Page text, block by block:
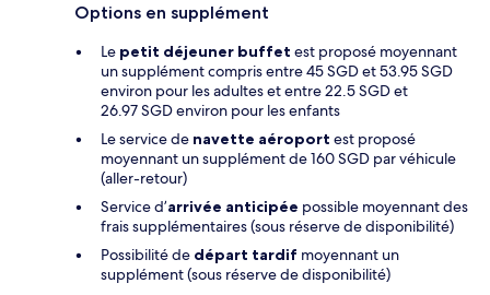
Options en supplément
Le petit déjeuner buffet est proposé moyennant
un supplément compris entre 45 SGD et 53.95 SGD
environ pour les adultes et entre 22.5 SGD et
26.97 SGD environ pour les enfants
Le service de navette aéroport est proposé
moyennant un supplément de 160 SGD par véhicule
(aller-retour)
Service d’arrivée anticipée possible moyennant des
frais supplémentaires (sous réserve de disponibilité)
Possibilité de départ tardif moyennant un
supplément (sous réserve de disponibilité)